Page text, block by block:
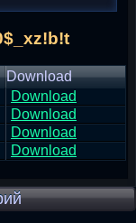
Download
Download
Download
Download
Download